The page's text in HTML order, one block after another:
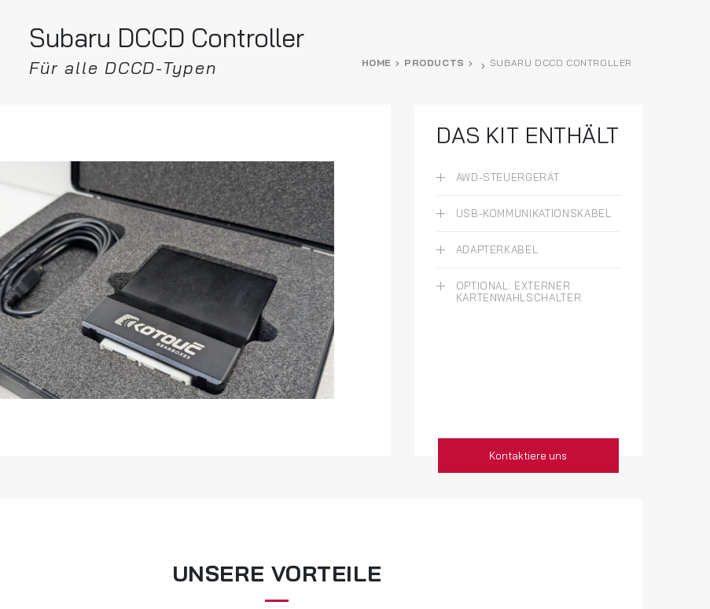
Subaru DCCD Controller
Für alle DCCD-Typen HOME PRODUCTS SUBARU DCCD CONTROLLER
DAS KIT ENTHÄLT
AWD-STEUERGERÄT
USB-KOMMUNIKATIONSKABEL
ADAPTERKABEL
OPTIONAL: EXTERNER
KARTENWAHLSCHALTER
Kontaktiere uns
UNSERE VORTEILE